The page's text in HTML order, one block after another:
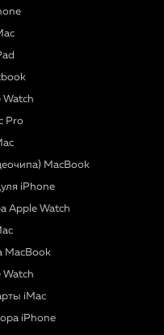
Watch
Pro
MacBook
iPhone
Apple Watch
MacBook
Watch
iMac
iPhone